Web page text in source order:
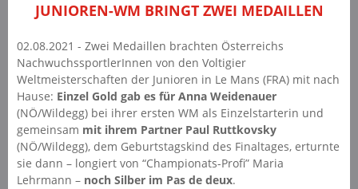
JUNIOREN-WM BRINGT ZWEI MEDAILLEN
02.08.2021 - Zwei Medaillen brachten Österreichs
NachwuchssportlerInnen von den Voltigier
Weltmeisterschaften der Junioren in Le Mans (FRA) mit nach
Hause: Einzel Gold gab es für Anna Weidenauer
(NÖ/Wildegg) bei ihrer ersten WM als Einzelstarterin und
gemeinsam mit ihrem Partner Paul Ruttkovsky
(NÖ/Wildegg), dem Geburtstagskind des Finaltages, erturnte
sie dann – longiert von “Championats-Profi” Maria
Lehrmann – noch Silber im Pas de deux.